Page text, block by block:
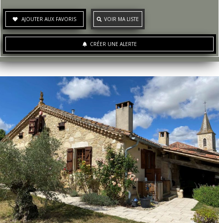
AJOUTER AUX FAVORIS VOIR MA LISTE
CRÉER UNE ALERTE